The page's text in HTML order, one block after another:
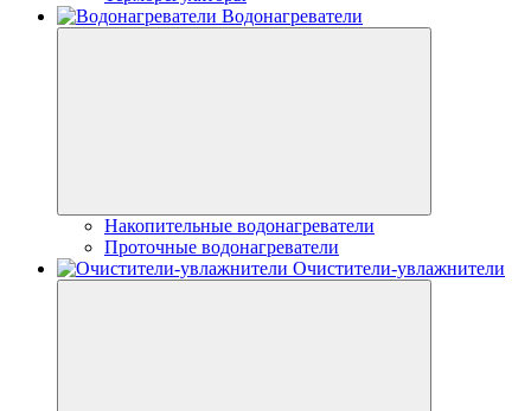
Водонагреватели
Накопительные водонагреватели
Проточные водонагреватели
Очистители-увлажнители